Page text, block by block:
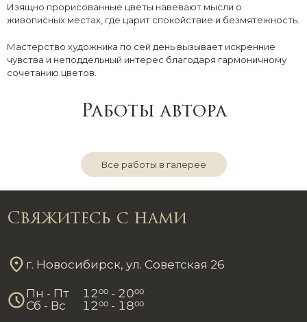
Изящно прорисованные цветы навевают мысли о
живописных местах, где царит спокойствие и безмятежность.
Мастерство художника по сей день вызывает искренние
чувства и неподдельный интерес благодаря гармоничному
сочетанию цветов.
Работы автора
Все работы в галерее
Свяжитесь с нами
г. Новосибирск, ул. Советская 26
Пн - Пт 1200 - 2000
Сб - Вс
1200 - 1800